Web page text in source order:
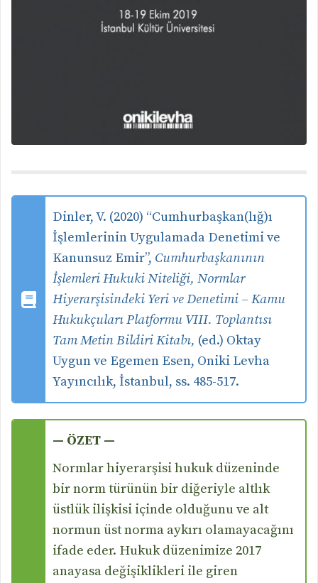
Dinler, V. (2020) “Cumhurbaşkan(lığ)ı
İşlemlerinin Uygulamada Denetimi ve
Kanunsuz Emir”, Cumhurbaşkanının
İşlemleri Hukuki Niteliği, Normlar
Hiyerarşisindeki Yeri ve Denetimi – Kamu
Hukukçuları Platformu VIII. Toplantısı
Tam Metin Bildiri Kitabı, (ed.) Oktay
Uygun ve Egemen Esen, Oniki Levha
Yayıncılık, İstanbul, ss. 485-517.
— ÖZET —
Normlar hiyerarşisi hukuk düzeninde
bir norm türünün bir diğeriyle altlık
üstlük ilişkisi içinde olduğunu ve alt
normun üst norma aykırı olamayacağını
ifade eder. Hukuk düzenimize 2017
anayasa değişiklikleri ile giren